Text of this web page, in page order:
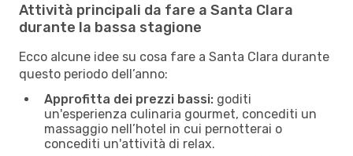
Attività principali da fare a Santa Clara
durante la bassa stagione
Ecco alcune idee su cosa fare a Santa Clara durante
questo periodo dell’anno:
Approfitta dei prezzi bassi: goditi
un'esperienza culinaria gourmet, concediti un
massaggio nell’hotel in cui pernotterai o
concediti un'attività di relax.